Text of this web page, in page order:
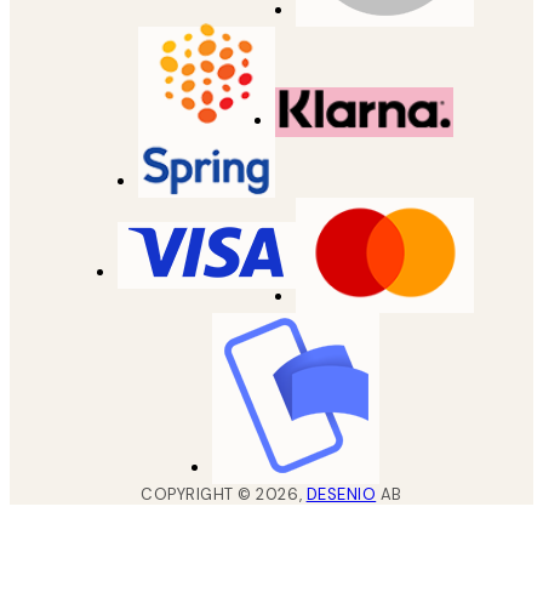
COPYRIGHT ©2026, DESENIO AB